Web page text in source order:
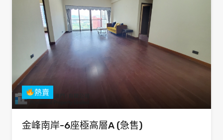
熱賣
金峰南岸-6座極高層A (急售)